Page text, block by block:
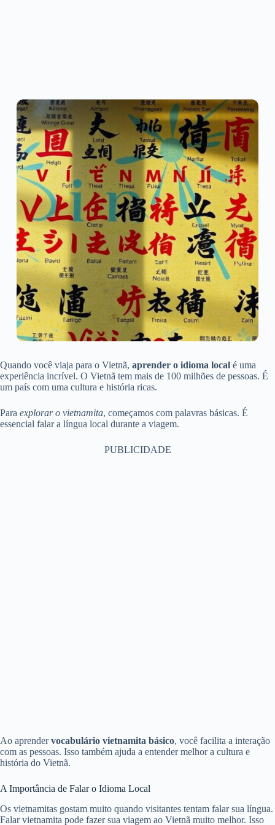
Quando você viaja para o Vietnã, aprender o idioma local é uma
experiência incrível. O Vietnã tem mais de 100 milhões de pessoas. É
um país com uma cultura e história ricas.
Para explorar o vietnamita, começamos com palavras básicas. É
essencial falar a língua local durante a viagem.
PUBLICIDADE
Ao aprendervocabulário vietnamita básico, você facilita a interação
com as pessoas. Isso também ajuda a entender melhor a cultura e
história do Vietnã.
A Importância de Falar o Idioma Local
Os vietnamitas gostam muito quando visitantes tentam falar sua língua.
Falar vietnamita pode fazer sua viagem ao Vietnã muito melhor. Isso